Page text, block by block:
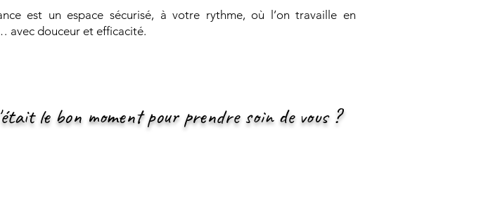
est un espace sécurisé, à votre rythme, où l’on travaille en
avec douceur et efficacité.
le bon moment pour prendre soin de vous ?